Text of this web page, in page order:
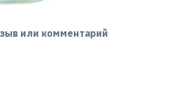
или комментарий